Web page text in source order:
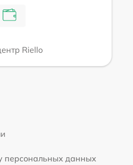
Riello
персональных данных